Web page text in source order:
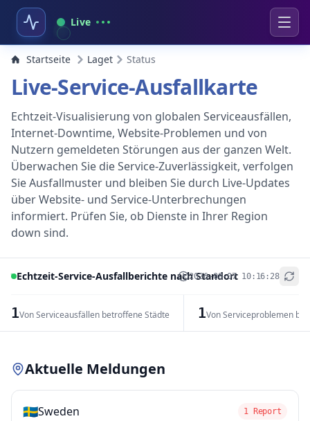
Live
Startseite Laget Status
Live-Service-Ausfallkarte
Echtzeit-Visualisierung von globalen Serviceausfällen,
Internet-Downtime, Website-Problemen und von
Nutzern gemeldeten Störungen aus der ganzen Welt.
Überwachen Sie die Service-Zuverlässigkeit, verfolgen
Sie Ausfallmuster und bleiben Sie durch Live-Updates
über Website- und Service-Unterbrechungen
informiert. Prüfen Sie, ob Dienste in Ihrer Region
down sind.
Echtzeit-Service-Ausfallberichte nach Standort
2026-08-07 10:16:28
1Von Serviceausfällen betroffene Städte 1Von Serviceproblemen
+
Aktuelle Meldungen
🇸🇪Sweden 1 Report